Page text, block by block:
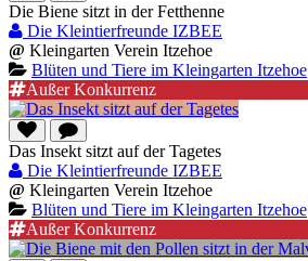
Die Biene sitzt in der Fetthenne
Die Kleintierfreunde IZBEE
@ Kleingarten Verein Itzehoe
Blüten und Tiere im Kleingarten Itzehoe
Außer Konkurrenz
Das Insekt sitzt auf der Tagetes
Die Kleintierfreunde IZBEE
@ Kleingarten Verein Itzehoe
Blüten und Tiere im Kleingarten Itzehoe
Außer Konkurrenz